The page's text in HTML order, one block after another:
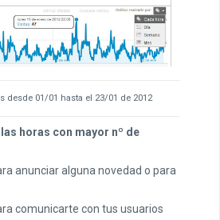
desde 01/01 hasta el 23/01 de 2012
horas con mayor nº de
anunciar alguna novedad o para
comunicarte con tus usuarios